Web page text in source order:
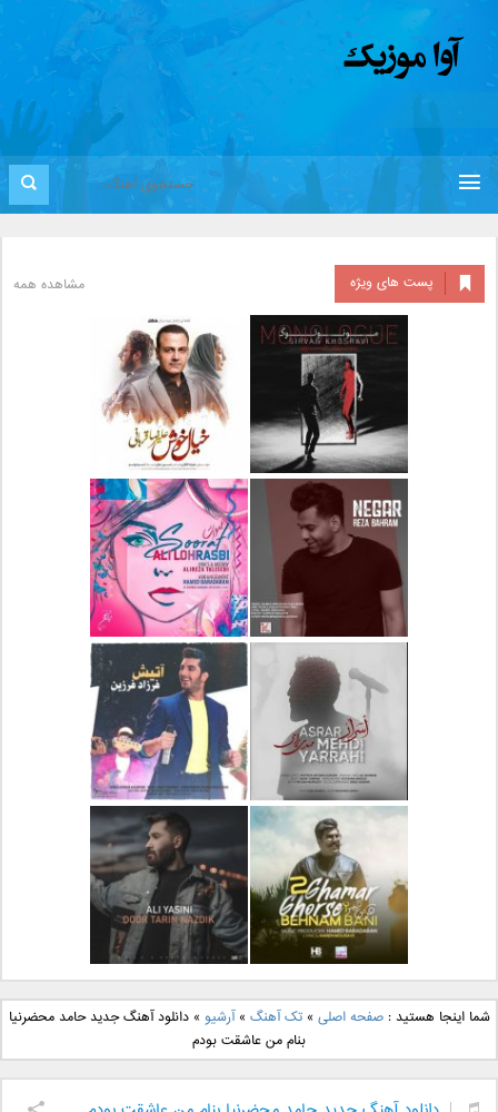
پست های ویژه مشاهده همه
دانلود آلبوم جدید سیروان
خسروی بنام مونولوگ
دانلود آهنگ جدید علیرضا
قربانی بنام خیال خوش
دانلود آهنگ جدید رضا
بهرام بنام نگار
دانلود آهنگ جدید علی
لهراسبی بنام صورت
دانلود آهنگ جدید مهدی
یراحی بنام اسرار
دانلود آهنگ جدید فرزاد
فرزین بنام آتیش
دانلود آهنگ جدید بهنام
بانی بنام قرص قمر 2
دانلود آهنگ جدید علی
یاسینی بنام دورترین نزدیک
شما اینجا هستید :صفحه اصلی »تک آهنگ »آرشیو »دانلود آهنگ جدید حامد محضرنیا
بنام من عاشقت بودم